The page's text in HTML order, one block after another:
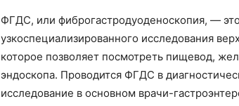
ФГДС, или фиброгастродуоденоскопия, —
узкоспециализированного исследования
которое позволяет посмотреть пищевод,
эндоскопа. Проводится ФГДС в
исследование в основном врачи-